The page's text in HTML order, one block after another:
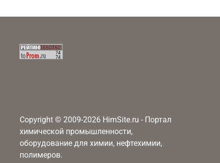
Copyright © 2009-2026 HimSite.ru - Портал
химической промышленности,
оборудование для химии, нефтехимии,
полимеров.